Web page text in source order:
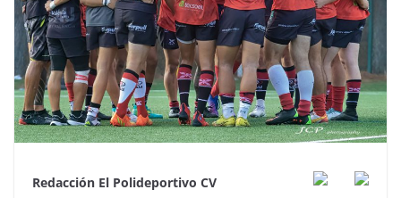
Redacción El Polideportivo CV